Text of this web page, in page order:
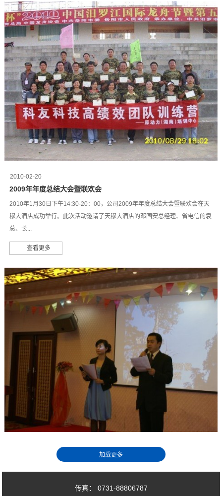
2010-02-20
2009年年度总结大会暨联欢会
2010年1月30日下午14:30-20：00，公司2009年年度总结大会暨联欢会在天
穆大酒店成功举行。此次活动邀请了天穆大酒店的邓国安总经理、省电信的袁
总、长...
查看更多
传真： 0731-88806787